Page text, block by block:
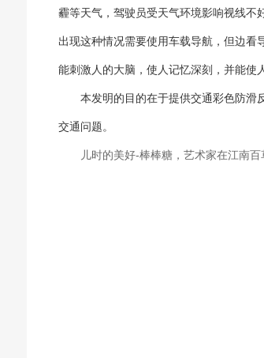
霾等天气，驾驶员受天气环境影响视线不
出现这种情况需要使用车载导航，但边
能刺激人的大脑，使人记忆深刻，并能使
本发明的目的在于提供交通彩色防滑反
交通问题。
儿时的美好-棒棒糖，艺术家在江南百